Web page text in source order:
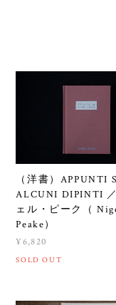
（洋書）APPUNTI
ALCUNI DIPINTI
ェル・ピーク（
Peake）
¥6,820
SOLD OUT